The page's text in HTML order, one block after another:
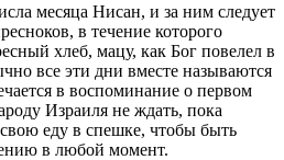
месяца Нисан, и за ним следует
в течение которого
хлеб, мацу, как Бог повелел в
все эти дни вместе называются
в воспоминание о первом
Израиля не ждать, пока
еду в спешке, чтобы быть
в любой момент.